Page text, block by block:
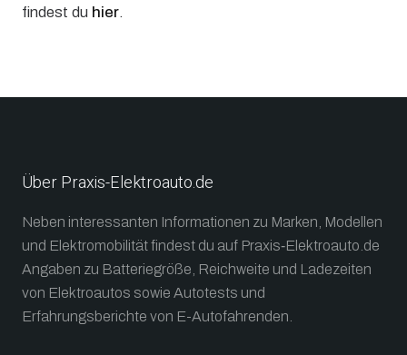
findest du hier.
Über Praxis-Elektroauto.de
Neben interessanten Informationen zu Marken, Modellen
und Elektromobilität findest du auf Praxis‑Elektroauto.de
Angaben zu Batteriegröße, Reichweite und Ladezeiten
von Elektroautos sowie Autotests und
Erfahrungsberichte von E-Autofahrenden.